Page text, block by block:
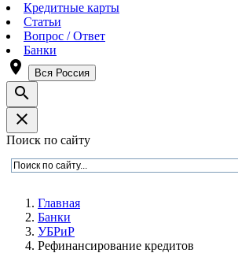
Кредитные карты
Статьи
Вопрос / Ответ
Банки
room Вся Россия
search
close
Поиск по сайту
Главная
Банки
УБРиР
Рефинансирование кредитов